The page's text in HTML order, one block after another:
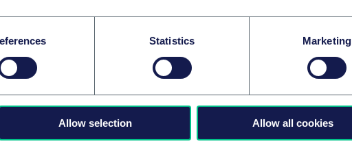
Statistics Marketing
Allow selection Allow all cookies
Rothermel mehreren Autoren